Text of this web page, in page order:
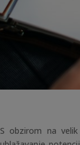
S obzirom na